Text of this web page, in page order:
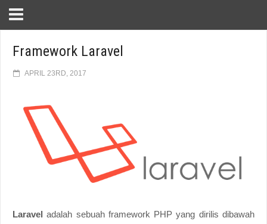
Framework Laravel
APRIL 23RD, 2017
Laravel adalah sebuah framework PHP yang dirilis dibawah